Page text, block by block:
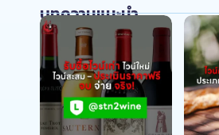
บทความแนะนำ